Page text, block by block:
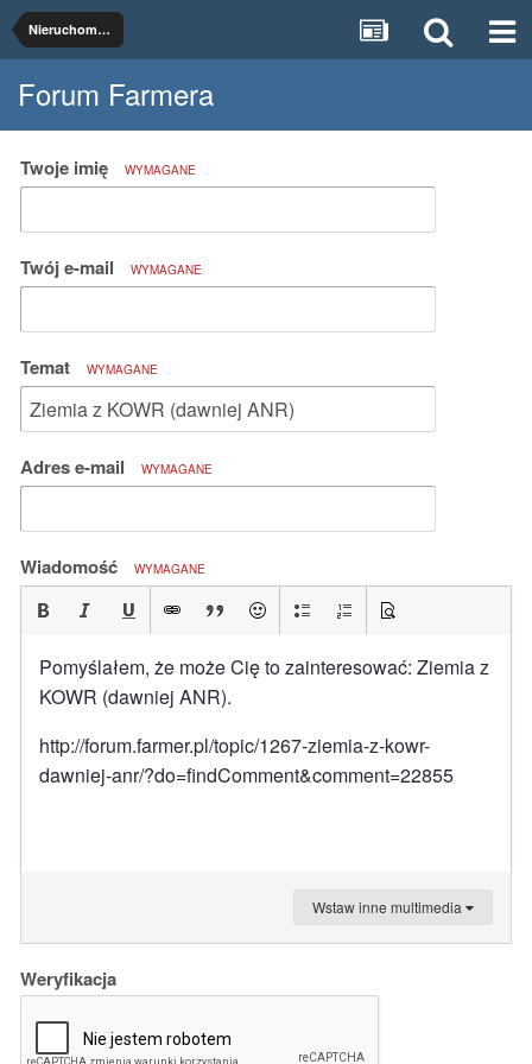
Nieruchomości rolne
Forum Farmera
Twoje imię WYMAGANE
Twój e-mail WYMAGANE
Temat WYMAGANE
Adres e-mail WYMAGANE
Wiadomość WYMAGANE
Pomyślałem, że może Cię to zainteresować: Ziemia z
KOWR (dawniej ANR).
http://forum.farmer.pl/topic/1267-ziemia-z-kowr-
dawniej-anr/?do=findComment&comment=22855
Wstaw inne multimedia
Weryfikacja